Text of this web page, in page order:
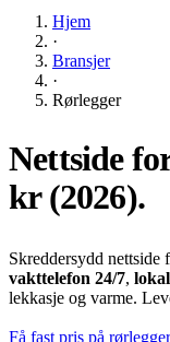
Hjem
·
Bransjer
·
Rørlegger
Nettside
kr(2026).
Skreddersydd nettside
vakttelefon 24/7,
lekkasje og varme.
Få fast pris på